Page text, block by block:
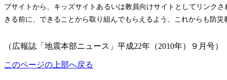
ブサイトから、キッズサイトあるいは教員向けサイトとしてリンク
きる前に、できることから取り組んでもらえるよう、これからも防
（広報誌「地震本部ニュース」平成22年（2010年）９月号）
このページの上部へ戻る